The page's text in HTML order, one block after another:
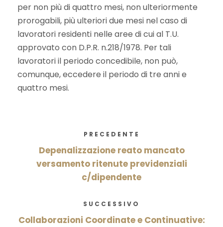
per non più di quattro mesi, non ulteriormente
prorogabili, più ulteriori due mesi nel caso di
lavoratori residenti nelle aree di cui al T.U.
approvato con D.P.R. n.218/1978. Per tali
lavoratori il periodo concedibile, non può,
comunque, eccedere il periodo di tre anni e
quattro mesi.
PRECEDENTE
Depenalizzazione reato mancato
versamento ritenute previdenziali
c/dipendente
SUCCESSIVO
Collaborazioni Coordinate e Continuative: